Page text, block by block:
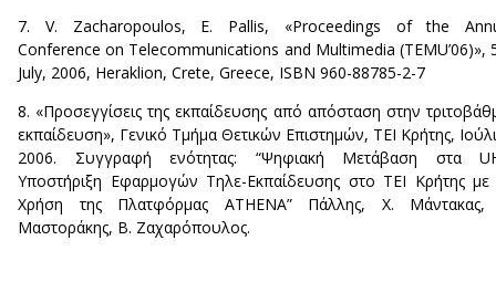
7. V. Ζacharopoulos, E. Pallis, «Proceedings of the
Conference on Telecommunications and Multimedia (TEMU’06)»,
July, 2006, Heraklion, Crete, Greece, ISBN 960-88785-2-7
8. «Προσεγγίσεις της εκπαίδευσης από απόσταση στην
εκπαίδευση», Γενικό Τμήμα Θετικών Επιστημών, ΤΕΙ Κρήτης,
2006. Συγγραφή ενότητας: “Ψηφιακή Μετάβαση στα
Υποστήριξη Εφαρμογών Τηλε-Εκπαίδευσης στο ΤΕΙ Κρήτης με
Χρήση της Πλατφόρμας ATHENA” Πάλλης, Χ.
Μαστοράκης, Β. Ζαχαρόπουλος.